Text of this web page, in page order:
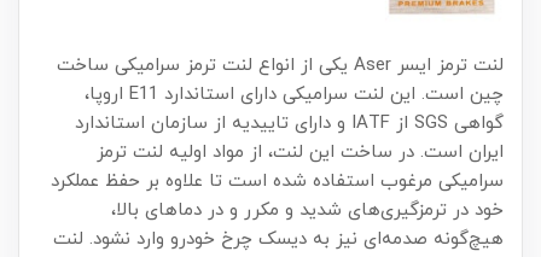
لنت ترمز ایسر Aser یکی از انواع لنت ترمز سرامیکی ساخت
چین است. این لنت سرامیکی دارای استاندارد E11 اروپا،
گواهی SGS از IATF و دارای تاییدیه از سازمان استاندارد
ایران است. در ساخت این لنت، از مواد اولیه لنت ترمز
سرامیکی مرغوب استفاده شده است تا علاوه بر حفظ عملکرد
خود در ترمزگیری‌های شدید و مکرر و در دماهای بالا،
هیچ‌گونه صدمه‌ای نیز به دیسک چرخ خودرو وارد نشود. لنت